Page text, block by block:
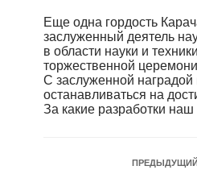
Еще одна гордость
заслуженный деятель
в области науки и
торжественной
С заслуженной
останавливаться на
За какие разработки